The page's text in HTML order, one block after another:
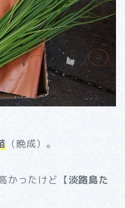
（晩成）。
かったけど【淡路島た